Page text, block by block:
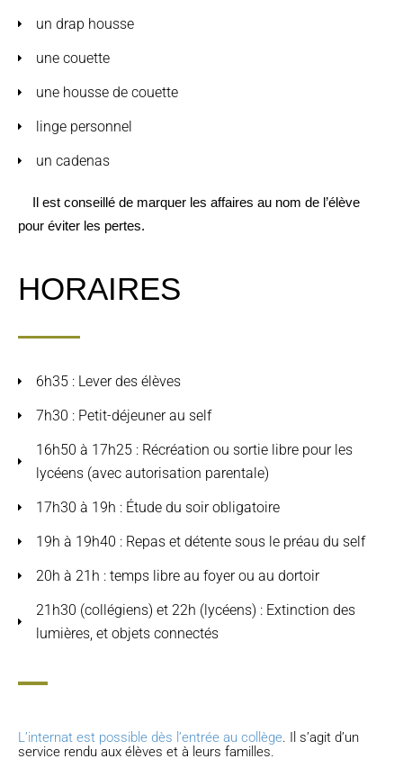
HORAIRES
6h35 : Lever des élèves
7h30 : Petit-déjeuner au self
16h50 à 17h25 : Récréation ou sortie libre pour les
lycéens (avec autorisation parentale)
17h30 à 19h : Étude du soir obligatoire
19h à 19h40 : Repas et détente sous le préau du self
20h à 21h : temps libre au foyer ou au dortoir
21h30 (collégiens) et 22h (lycéens) : Extinction des
lumières, et objets connectés
un drap housse
une couette
une housse de couette
linge personnel
un cadenas
Il est conseillé de marquer les affaires au nom de l’élève
pour éviter les pertes.
L’internat est possible dès l’entrée au collège. Il s’agit d’un
service rendu aux élèves et à leurs familles.